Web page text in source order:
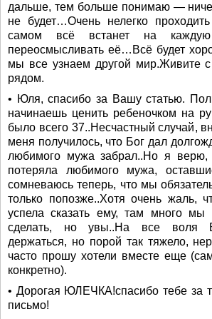
дальше, тем больше понимаю —
не будет…Очень нелегко
самом всё встанет на
переосмысливать её…Всё будет
мы все узнаем другой мир.Живите
рядом.
• Юля, спасибо за Вашу статью.
начинаешь ценить ребеночком на
было всего 37..Несчастный случай,
меня получилось, что Бог дал
любимого мужа забрал..Но я
потеряла любимого мужа,
сомневаюсь теперь, что мы
только попозже..Хотя очень жаль,
успела сказать ему, там много
сделать, но увы..На все воля
держаться, но порой так тяжело,
часто прошу хотели вместе еще
конкретно).
• Дорогая ЮЛЕЧКА!спасибо тебе за
письмо!